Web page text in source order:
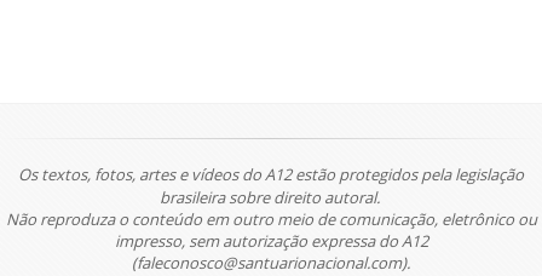
Os textos, fotos, artes e vídeos do A12 estão protegidos pela legislação
brasileira sobre direito autoral.
Não reproduza o conteúdo em outro meio de comunicação, eletrônico ou
impresso, sem autorização expressa do A12
(faleconosco@santuarionacional.com).